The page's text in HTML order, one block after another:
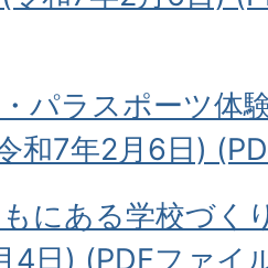
パラスポーツ体
和7年2月6日)
もにある学校づく
4日) (PDFファイ